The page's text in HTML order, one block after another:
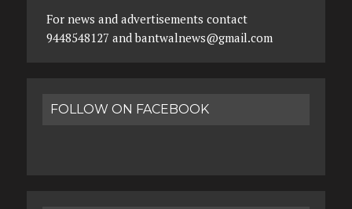
For news and advertisements contact
9448548127 and bantwalnews@gmail.com
FOLLOW ON FACEBOOK